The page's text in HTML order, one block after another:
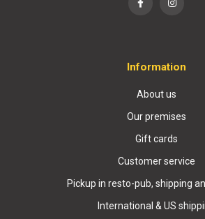
Information
About us
Our premises
Gift cards
Customer service
Pickup in resto-pub, shipping
International & US